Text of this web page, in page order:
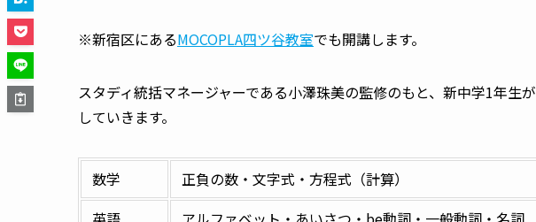
※新宿区にあるMOCOPLA四ツ谷教室でも開講します。
スタディ統括マネージャーである小澤珠美の監修のもと、新中学1年生が
していきます。
数学
正負の数・文字式・方程式（計算）